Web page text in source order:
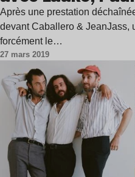
Après une prestation
devant Caballero & JeanJass,
forcément le…
27 mars 2019